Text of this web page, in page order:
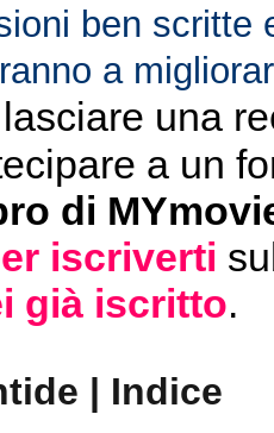
ben scritte
a
una
a un
di
iscriverti
già iscritto.
| Indice